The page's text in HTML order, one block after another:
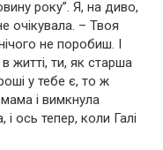
року”. Я, на диво,
очікувала. – Твоя
не поробиш. І
житті, ти, як старша
у тебе є, то ж
і вимкнула
ось тепер, коли Галі